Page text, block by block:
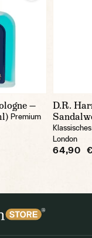
—
Premium
D.R.
London
64,90 €